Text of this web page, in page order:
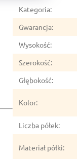
Kategoria:
Gwarancja:
Wysokość:
Szerokość:
Głębokość:
Kolor:
Liczba półek:
Materiał półki: